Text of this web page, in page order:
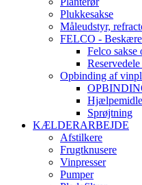
Plukkesakse
Måleudstyr,
FELCO -
Felco sakse
Opbinding af
Sprøjtning
KÆLDERARBEJDE
Afstilkere
Frugtknusere
Vinpresser
Pumper